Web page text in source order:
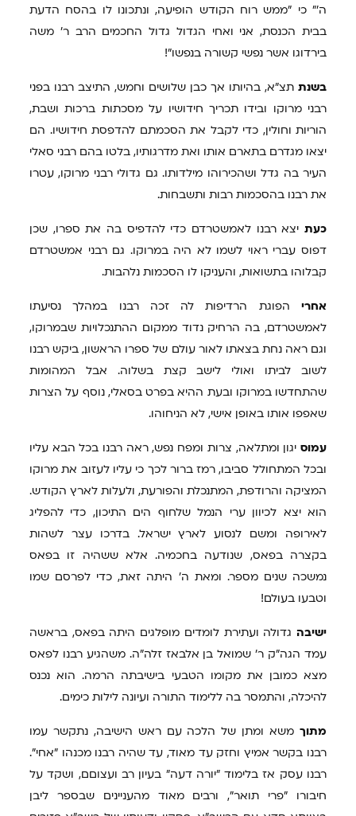
ה'" כי "ממש רוח הקודש הופיעה, ונתכונו לו בהסח הדעת
בבית הכנסת, אני ואחי הגדול גדול החכמים הרב ר' משה
בירדוגו אשר נפשי קשורה בנפשו"!
בשנת תצ"א, בהיותו אך כבן שלושים וחמש, התיצב רבנו בפני
רבני מרוקו ובידו תכריך חידושיו על מסכתות ברכות ושבת,
הוריות וחולין, כדי לקבל את הסכמתם להדפסת חידושיו. הם
יצאו מגדרם בתארם אותו ואת מדרגותיו, בלטו בהם רבני סאלי
העיר בה גדל ושהכירוהו מילדותו. גם גדולי רבני מרוקו, עטרו
את רבנו בהסכמות רבות ותשבחות.
כעת יצא רבנו לאמשטרדם כדי להדפיס בה את ספרו, שכן
דפוס עברי ראוי לשמו לא היה במרוקו. גם רבני אמשטרדם
קבלוהו בתשואות, והעניקו לו הסכמות נלהבות.
אחרי הפוגת הרדיפות לה זכה רבנו במהלך נסיעתו
לאמשטרדם, בה הרחיק נדוד ממקום ההתנכלויות שבמרוקו,
וגם ראה נחת בצאתו לאור עולם של ספרו הראשון, ביקש רבנו
לשוב לביתו ואולי לישב קצת בשלוה. אבל המהומות
שהתחדשו במרוקו ובעת ההיא בפרט בסאלי, נוסף על הצרות
שאפפו אותו באופן אישי, לא הניחוהו.
עמוס יגון ומתלאה, צרות ומפח נפש, ראה רבנו בכל הבא עליו
ובכל המתחולל סביבו, רמז ברור לכך כי עליו לעזוב את מרוקו
המציקה והרודפת, המתנכלת והפורעת, ולעלות לארץ הקודש.
הוא יצא לכיוון ערי הנמל שלחוף הים התיכון, כדי להפליג
לאירופה ומשם לנסוע לארץ ישראל. בדרכו עצר לשהות
בקצרה בפאס, שנודעה בחכמיה. אלא ששהיה זו בפאס
נמשכה שנים מספר. ומאת ה' היתה זאת, כדי לפרסם שמו
וטבעו בעולם!
ישיבה גדולה ועתירת לומדים מופלגים היתה בפאס, בראשה
עמד הגה"ק ר' שמואל בן אלבאז זלה"ה. משהגיע רבנו לפאס
מצא כמובן את מקומו הטבעי בישיבתה הרמה. הוא נכנס
להיכלה, והתמסר בה ללימוד התורה ועיונה לילות כימים.
מתוך משא ומתן של הלכה עם ראש הישיבה, נתקשר עמו
רבנו בקשר אמיץ וחזק עד מאוד, עד שהיה רבנו מכנהו "אחי".
רבנו עסק אז בלימוד "יורה דעה" בעיון רב ועצוםם, ושקד על
חיבורו "פרי תואר", ורבים מאוד מהעניינים שבספר ליבן